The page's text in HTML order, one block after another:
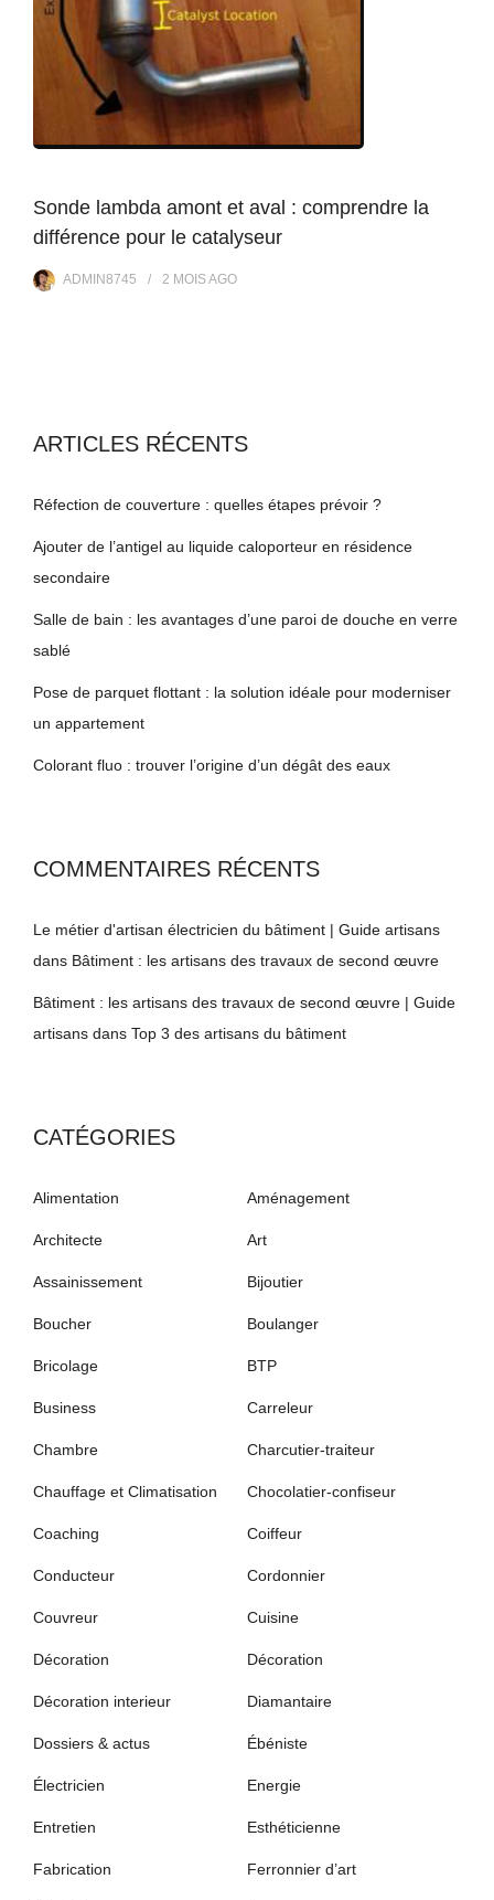
Sonde lambda amont et aval : comprendre la
différence pour le catalyseur
ADMIN8745 2 MOISAGO
ARTICLES RÉCENTS
Réfection de couverture : quelles étapes prévoir ?
Ajouter de l’antigel au liquide caloporteur en résidence
secondaire
Salle de bain : les avantages d’une paroi de douche en verre
sablé
Pose de parquet flottant : la solution idéale pour moderniser
un appartement
Colorant fluo : trouver l’origine d’un dégât des eaux
COMMENTAIRES RÉCENTS
Le métier d'artisan électricien du bâtiment | Guide artisans
dans Bâtiment : les artisans des travaux de second œuvre
Bâtiment : les artisans des travaux de second œuvre | Guide
artisans dans Top 3 des artisans du bâtiment
CATÉGORIES
Alimentation Aménagement
Architecte Art
Assainissement Bijoutier
Boucher Boulanger
Bricolage BTP
Business Carreleur
Chambre Charcutier-traiteur
Chauffage et Climatisation Chocolatier-confiseur
Coaching Coiffeur
Conducteur Cordonnier
Couvreur Cuisine
Décoration Décoration
Décoration interieur Diamantaire
Dossiers & actus Ébéniste
Électricien Energie
Entretien Esthéticienne
Fabrication Ferronnier d’art